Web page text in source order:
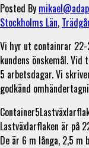
Posted By
Stockholms Län,
Vi hyr ut containrar
kundens önskemål.
5 arbetsdagar. Vi
godkänd
Lastväxlarflaken är på
De är 6 m långa, 2,5 m